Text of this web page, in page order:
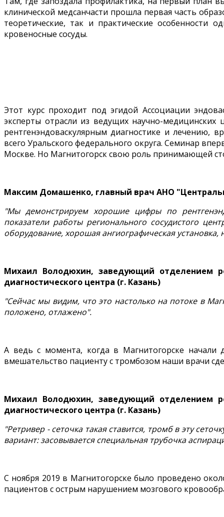
клинической медсанчасти прошла первая часть
теоретические, так и практические особенности
кровеносные сосуды.
Этот курс проходит под эгидой Ассоциации
эксперты отрасли из ведущих научно-
рентгенэндоваскулярным диагностике и лечению,
всего Уральского федерального округа. Семинар
Москве. Но Магнитогорск свою роль принимающей
Максим Домашенко, главный врач АНО
"Мы демонстрируем хорошие цифры по
показатели работы регионального сосудистого
оборудование, хорошая ангиографическая
Михаил Володюхин, заведующий отделением
диагностического центра (г. Казань)
"Сейчас мы видим, что это настолько на потоке в
положено, отлажено".
А ведь с момента, когда в Магнитогорске начали
вмешательство пациенту с тромбозом наши врачи
Михаил Володюхин, заведующий отделением
диагностического центра (г. Казань)
"Ретривер - сеточка такая ставится, тромб в эту
вариант: засовывается специальная трубочка
С ноября 2019 в Магнитогорске было проведено
пациентов с острым нарушением мозгового